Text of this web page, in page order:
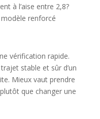
à l’aise entre 2,8?
modèle renforcé
vérification rapide.
stable et sûr d’un
Mieux vaut prendre
que changer une